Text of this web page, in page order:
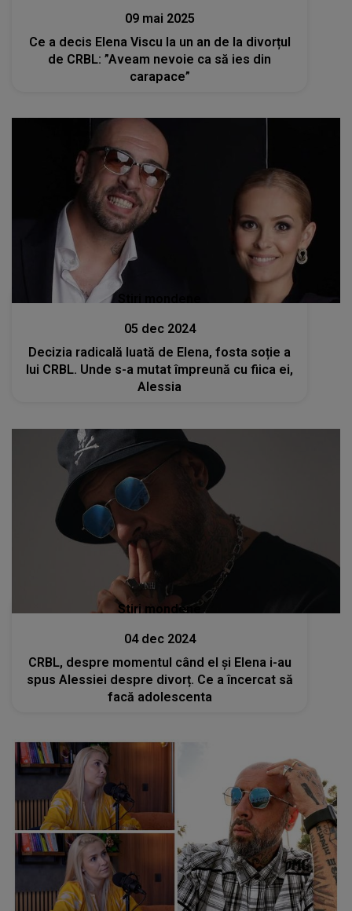
09 mai 2025
Ce a decis Elena Viscu la un an de la divorțul
de CRBL: ”Aveam nevoie ca să ies din
carapace”
05 dec 2024
Decizia radicală luată de Elena, fosta soție a
lui CRBL. Unde s-a mutat împreună cu fiica ei,
Alessia
Stiri mondene
04 dec 2024
CRBL, despre momentul când el și Elena i-au
spus Alessiei despre divorț. Ce a încercat să
facă adolescenta